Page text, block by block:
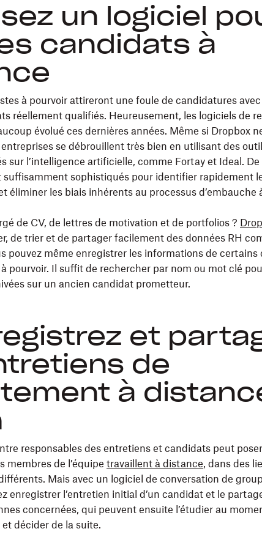
un logiciel
candidats à
à pourvoir attireront une foule de candidatures
réellement qualifiés. Heureusement, les logiciels de
évolué ces dernières années. Même si Dropbox
entreprises se débrouillent très bien en utilisant des
sur l’intelligence artificielle, comme Fortay et Ideal. De
suffisamment sophistiqués pour identifier rapidement
éliminer les biais inhérents au processus d’embauche
de CV, de lettres de motivation et de portfolios ?
de trier et de partager facilement des données RH
pouvez même enregistrer les informations de
pourvoir. Il suffit de rechercher par nom ou mot clé
sur un ancien candidat prometteur.
et
de
à
responsables des entretiens et candidats peut
membres de l’équipe travaillent à distance, dans des
Mais avec un logiciel de conversation de
enregistrer l’entretien initial d’un candidat et le
concernées, qui peuvent ensuite l’étudier au
décider de la suite.